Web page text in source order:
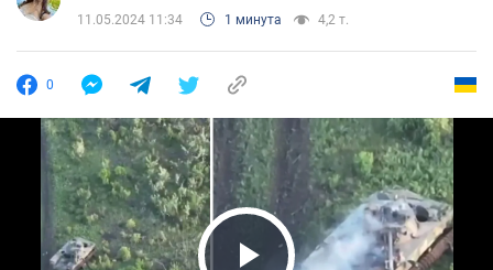
11.05.2024 11:34 1 минута 4,2 т.
0